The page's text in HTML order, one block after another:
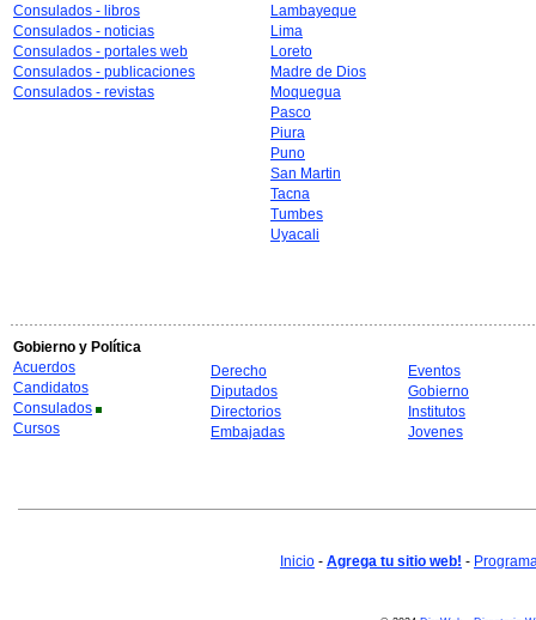
Consulados - libros
Consulados - noticias
Consulados - portales web
Consulados - publicaciones
Consulados - revistas
Lambayeque
Lima
Loreto
Madre de Dios
Moquegua
Pasco
Piura
Puno
San Martin
Tacna
Tumbes
Uyacali
Gobierno y Política
Acuerdos
Candidatos
Consulados
Cursos
Derecho
Diputados
Directorios
Embajadas
Eventos
Gobierno
Institutos
Jovenes
Inicio - Agrega tu sitio web! -